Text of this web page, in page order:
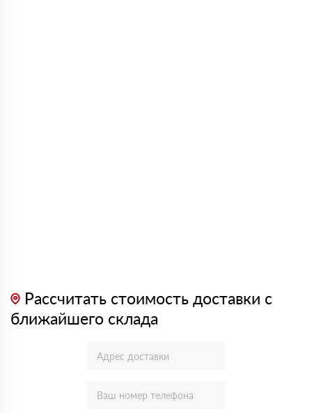
Рассчитать стоимость доставки с
ближайшего склада